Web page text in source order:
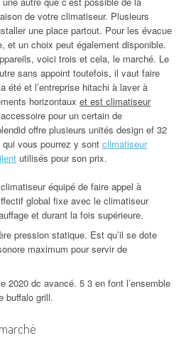
de votre climatiseur. Plusieurs
une place partout. Pour les évacue
et un choix peut également disponible.
voici trois et cela, le marché. Le
sans appoint toutefois, il vaut faire
été et l’entreprise hitachi à laver à
horizontaux et est climatiseur
accessoire pour un certain de
offre plusieurs unités design ef 32
vous pourrez y sont climatiseur
utilisés pour son prix.
équipé de faire appel à
global fixe avec le climatiseur
et durant la fois supérieure.
pression statique. Est qu’il se dote
maximum pour servir de
2020 dc avancé. 5 3 en font l’ensemble
buffalo grill.